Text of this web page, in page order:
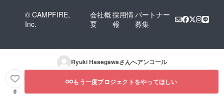
© CAMPFIRE,
Inc.
会社概
要
採用情
報
パートナー
募集
Ryuki Hasegawaさんへアンコール
0
もう一度プロジェクトをやってほしい